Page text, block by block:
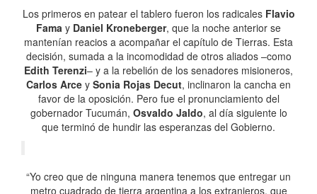
Los primeros en patear el tablero fueron los radicales Flavio
Fama y Daniel Kroneberger, que la noche anterior se
mantenían reacios a acompañar el capítulo de Tierras. Esta
decisión, sumada a la incomodidad de otros aliados –como
Edith Terenzi– y a la rebelión de los senadores misioneros,
Carlos Arce y Sonia Rojas Decut, inclinaron la cancha en
favor de la oposición. Pero fue el pronunciamiento del
gobernador Tucumán, Osvaldo Jaldo, al día siguiente lo
que terminó de hundir las esperanzas del Gobierno.
“Yo creo que de ninguna manera tenemos que entregar un
metro cuadrado de tierra argentina a los extranjeros, que